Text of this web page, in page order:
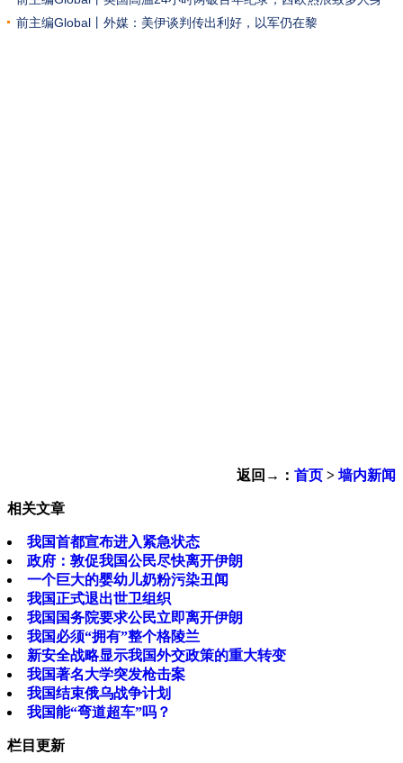
亡
前主编Global丨外媒：美伊谈判传出利好，以军仍在黎
返回→： 首页 > 墙内新闻
相关文章
我国首都宣布进入紧急状态
政府：敦促我国公民尽快离开伊朗
一个巨大的婴幼儿奶粉污染丑闻
我国正式退出世卫组织
我国国务院要求公民立即离开伊朗
我国必须“拥有”整个格陵兰
新安全战略显示我国外交政策的重大转变
我国著名大学突发枪击案
我国结束俄乌战争计划
我国能“弯道超车”吗？
栏目更新